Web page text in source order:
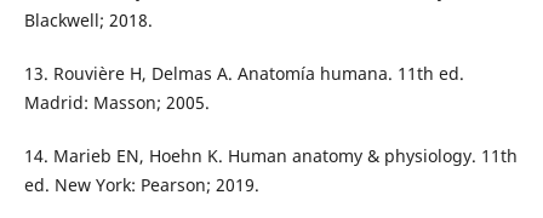
Blackwell; 2018.
13. Rouvière H, Delmas A. Anatomía humana. 11th ed.
Madrid: Masson; 2005.
14. Marieb EN, Hoehn K. Human anatomy & physiology. 11th
ed. New York: Pearson; 2019.